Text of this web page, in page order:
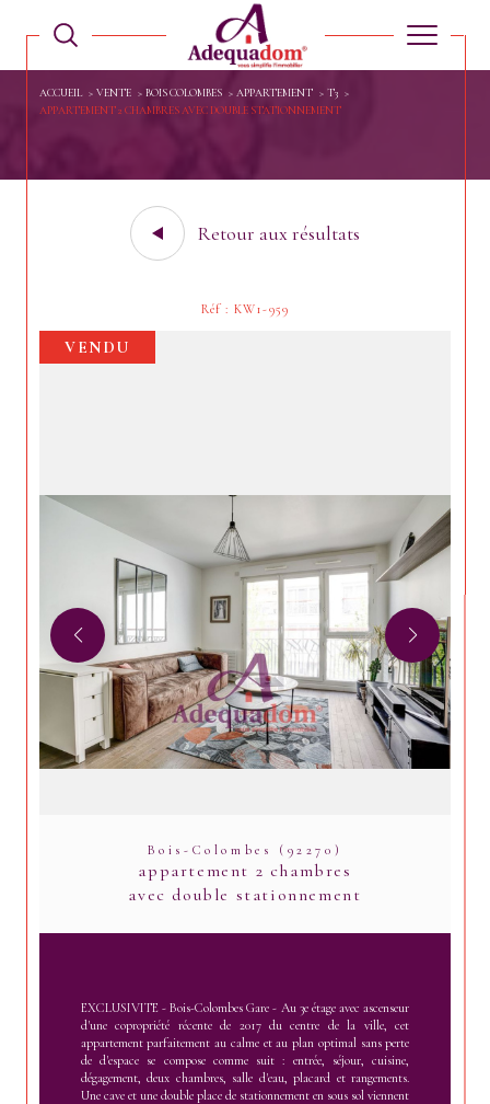
ACCUEIL VENTE BOIS COLOMBES APPARTEMENT
T3
APPARTEMENT 2 CHAMBRES AVEC DOUBLE STATIONNEMENT
Retour aux résultats
Réf : KW1-959
VENDU
Bois-Colombes (92270)
appartement 2 chambres
avec double stationnement
EXCLUSIVITE - Bois-Colombes Gare - Au 3e étage avec ascenseur
d'une copropriété récente de 2017 du centre de la ville, cet
appartement parfaitement au calme et au plan optimal sans perte
de d'espace se compose comme suit : entrée, séjour, cuisine,
dégagement, deux chambres, salle d'eau, placard et rangements.
Une cave et une double place de stationnement en sous sol viennent